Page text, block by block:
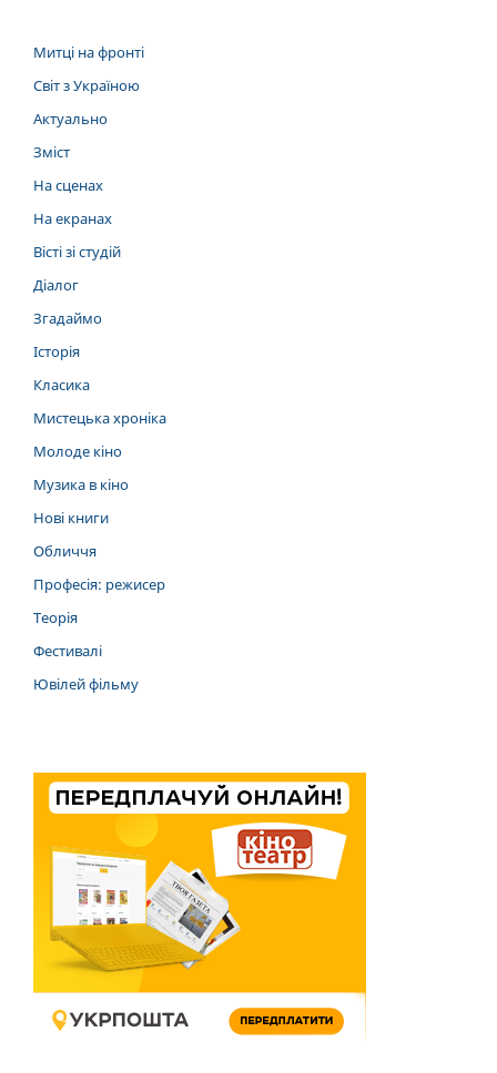
Митці на фронті
Світ з Україною
Актуально
Зміст
На сценах
На екранах
Вісті зі студій
Діалог
Згадаймо
Історія
Класика
Мистецька хроніка
Молоде кіно
Музика в кіно
Нові книги
Обличчя
Професія: режисер
Теорія
Фестивалі
Ювілей фільму